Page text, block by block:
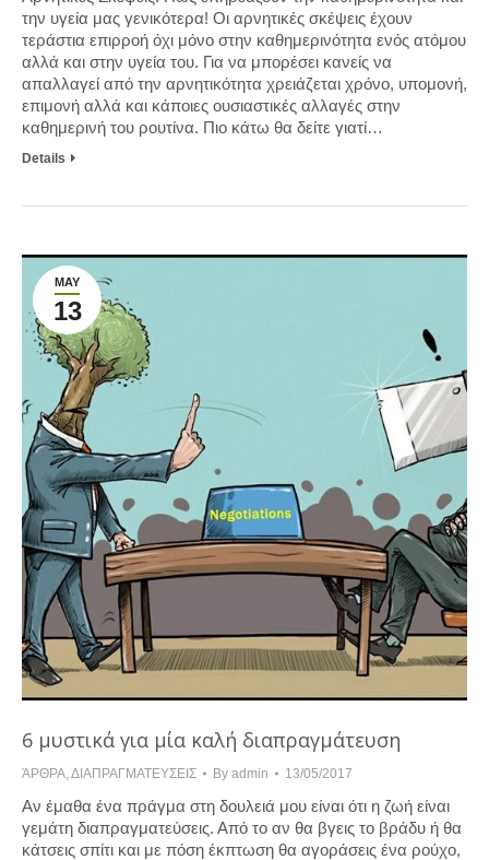
την υγεία μας γενικότερα! Οι αρνητικές σκέψεις έχουν
τεράστια επιρροή όχι μόνο στην καθημερινότητα ενός ατόμου
αλλά και στην υγεία του. Για να μπορέσει κανείς να
απαλλαγεί από την αρνητικότητα χρειάζεται χρόνο, υπομονή,
επιμονή αλλά και κάποιες ουσιαστικές αλλαγές στην
καθημερινή του ρουτίνα. Πιο κάτω θα δείτε γιατί…
Details
MAY
13
6 μυστικά για μία καλή διαπραγμάτευση
ΆΡΘΡΑ ΔΙΑΠΡΑΓΜΑΤΕΥΣΕΙΣ By admin 13/05/2017
Αν έμαθα ένα πράγμα στη δουλειά μου είναι ότι η ζωή είναι
γεμάτη διαπραγματεύσεις. Από το αν θα βγεις το βράδυ ή θα
κάτσεις σπίτι και με πόση έκπτωση θα αγοράσεις ένα ρούχο,